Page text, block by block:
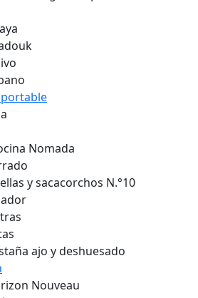
Nomada
y sacacorchos N.°10
ajo y deshuesado
Nouveau